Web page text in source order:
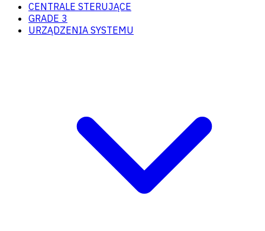
CENTRALE STERUJĄCE
GRADE 3
URZĄDZENIA SYSTEMU